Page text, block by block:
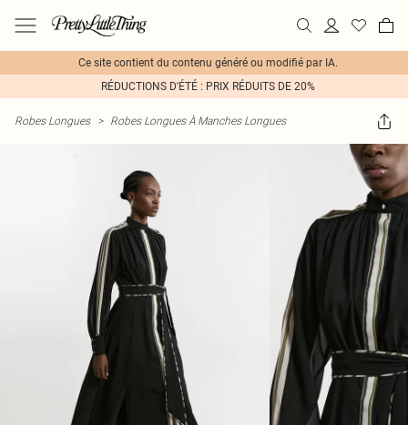
Ce site contient du contenu généré ou modifié par IA.
RÉDUCTIONS D'ÉTÉ : PRIX RÉDUITS DE 20%
Robes Longues > Robes Longues À Manches Longues